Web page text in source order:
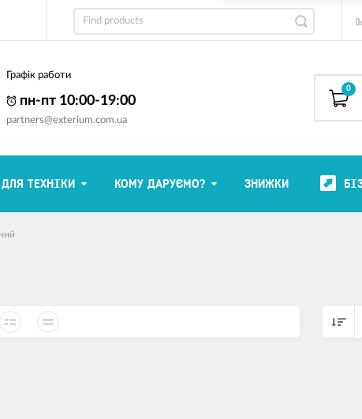
Графік работи
пн-пт 10:00-19:00
partners@exterium.com.ua
0
ТЕХНІКИ КОМУ ДАРУЄМО? ЗНИЖКИ